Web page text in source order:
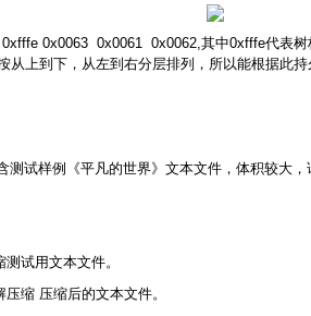
0x0063 0x0061 0x0062,其中0xfffe代表
上到下，从左到右分层排列，所以能根据此
测试样例《平凡的世界》文本文件，体积较大
试用文本文件。
缩 压缩后的文本文件。